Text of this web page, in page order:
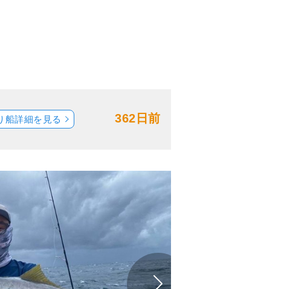
362日前
船詳細を見る